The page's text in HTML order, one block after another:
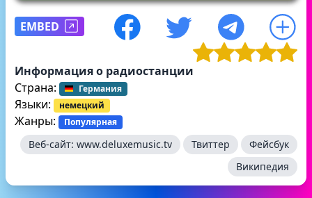
EMBED
Информация о радиостанции
Страна:
Германия
Языки: немецкий
Жанры: Популярная
Веб-сайт: www.deluxemusic.tv Твиттер
Фейсбук
Википедия